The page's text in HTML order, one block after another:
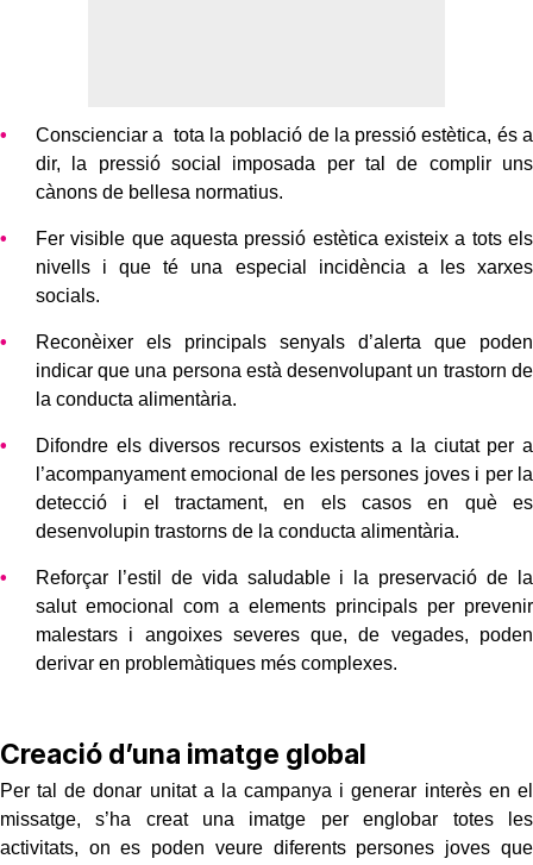
Conscienciar a tota la població de la pressió estètica, és a
dir, la pressió social imposada per tal de complir uns
cànons de bellesa normatius.
Fer visible que aquesta pressió estètica existeix a tots els
nivells i que té una especial incidència a les xarxes
socials.
Reconèixer els principals senyals d’alerta que poden
indicar que una persona està desenvolupant un trastorn de
la conducta alimentària.
Difondre els diversos recursos existents a la ciutat per a
l’acompanyament emocional de les persones joves i per la
detecció i el tractament, en els casos en què es
desenvolupin trastorns de la conducta alimentària.
Reforçar l’estil de vida saludable i la preservació de la
salut emocional com a elements principals per prevenir
malestars i angoixes severes que, de vegades, poden
derivar en problemàtiques més complexes.
Creació d’una imatge global
Per tal de donar unitat a la campanya i generar interès en el
missatge, s’ha creat una imatge per englobar totes les
activitats, on es poden veure diferents persones joves que